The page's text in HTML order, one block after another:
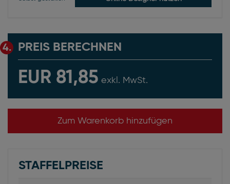
4. PREIS BERECHNEN
EUR 81,85 exkl. MwSt.
Zum Warenkorb hinzufügen
STAFFELPREISE